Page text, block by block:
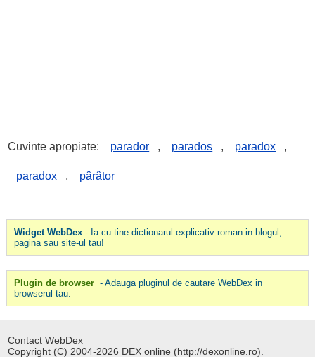
Cuvinte apropiate: parador , parados , paradox ,
paradox , pârâtor
Widget WebDex- Ia cu tine dictionarul explicativ roman in blogul,
pagina sau site-ul tau!
Plugin de browser - Adauga pluginul de cautare WebDex in
browserul tau.
Contact WebDex
Copyright (C) 2004-2026 DEX online (http://dexonline.ro).